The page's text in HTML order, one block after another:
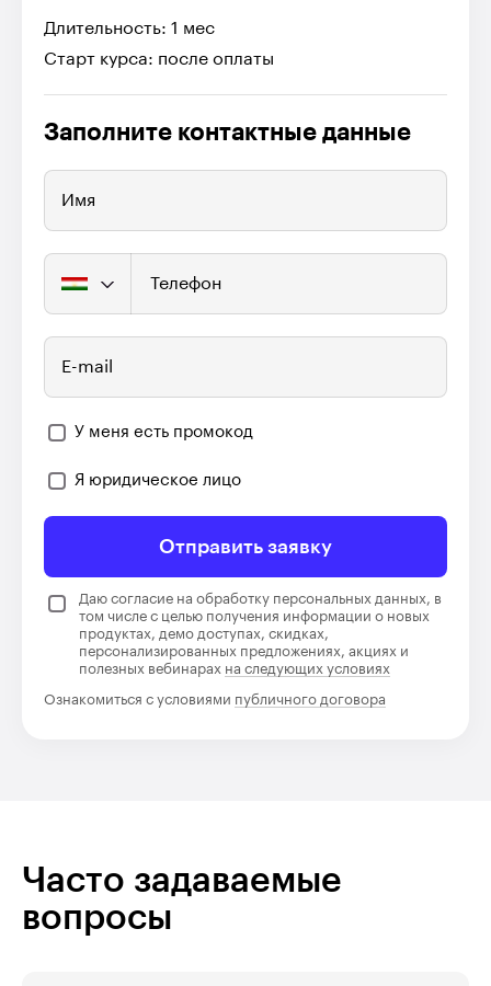
Длительность: 1 мес
Старт курса: после оплаты
Заполните контактные данные
Имя
Телефон
E-mail
У меня есть промокод
Я юридическое лицо
Отправить заявку
Даю согласие на обработку персональных данных, в
том числе с целью получения информации о новых
продуктах, демо доступах, скидках,
персонализированных предложениях, акциях и
полезных вебинарах на следующих условиях
Ознакомиться с условиями публичного договора
Часто задаваемые
вопросы